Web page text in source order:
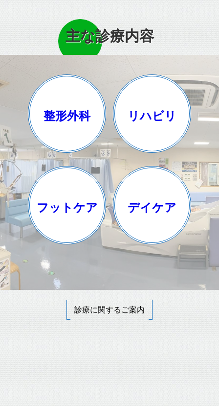
主な診療内容
整形外科 リハビリ
フットケア デイケア
診療に関するご案内